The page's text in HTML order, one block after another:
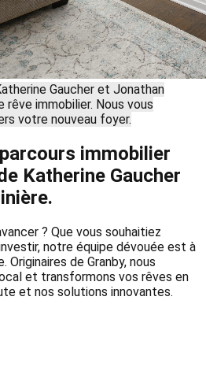
Gaucher et Jonathan
immobilier. Nous vous
votre nouveau foyer.
immobilier
Katherine Gaucher
? Que vous souhaitiez
notre équipe dévouée est à
de Granby, nous
et transformons vos rêves en
et nos solutions innovantes.